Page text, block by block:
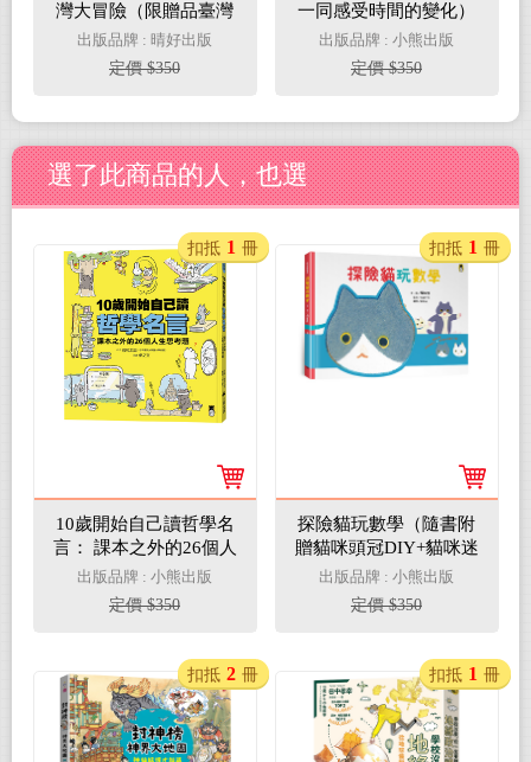
灣大冒險（限贈品臺灣
地理大挑戰翻翻卡）
出版品牌 : 晴好出版
定價 $350
一同感受時間的變化）
出版品牌 : 小熊出版
定價 $350
選了此商品的人，也選
10歲開始自己讀哲學名
言： 課本之外的26個人
生思考題
出版品牌 : 小熊出版
定價 $350
扣抵 1 冊
探險貓玩數學（隨書附
贈貓咪頭冠DIY+貓咪迷
宮遊戲卡下載）
出版品牌 : 小熊出版
定價 $350
扣抵 1 冊
扣抵 2 冊 扣抵 1 冊